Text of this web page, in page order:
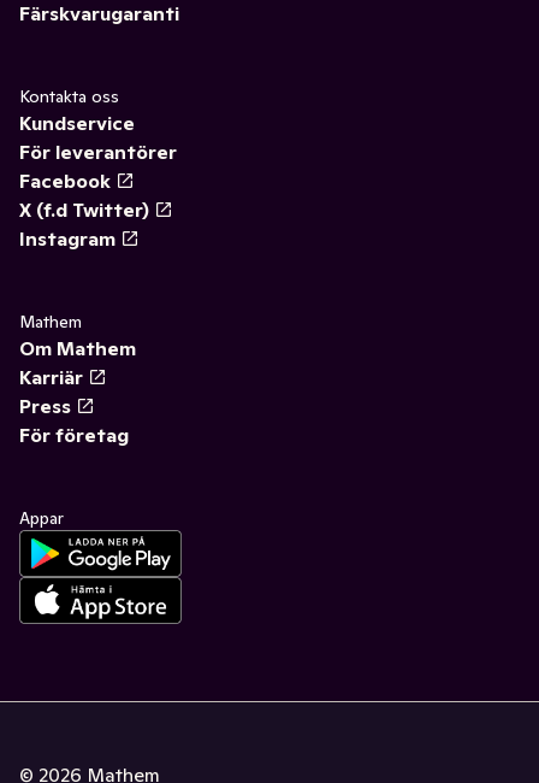
Färskvarugaranti
Kontakta oss
Kundservice
För leverantörer
Facebook
X (f.d Twitter)
Instagram
Mathem
Om Mathem
Karriär
Press
För företag
Appar
© 2026 Mathem